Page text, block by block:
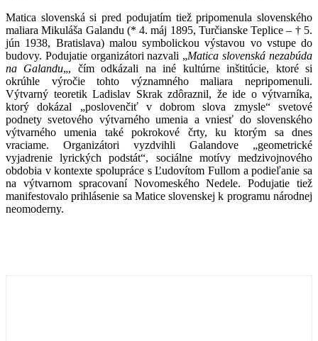
Matica slovenská si pred podujatím tiež pripomenula slovenského
maliara Mikuláša Galandu (* 4. máj 1895, Turčianske Teplice – † 5.
jún 1938, Bratislava) malou symbolickou výstavou vo vstupe do
budovy. Podujatie organizátori nazvali „Matica slovenská nezabúda
na Galandu„, čím odkázali na iné kultúrne inštitúcie, ktoré si
okrúhle výročie tohto významného maliara nepripomenuli.
Výtvarný teoretik Ladislav Skrak zdôraznil, že ide o výtvarníka,
ktorý dokázal „poslovenčiť v dobrom slova zmysle“ svetové
podnety svetového výtvarného umenia a vniesť do slovenského
výtvarného umenia také pokrokové črty, ku ktorým sa dnes
vraciame. Organizátori vyzdvihli Galandove „geometrické
vyjadrenie lyrických podstát“, sociálne motívy medzivojnového
obdobia v kontexte spolupráce s Ľudovítom Fullom a podieľanie sa
na výtvarnom spracovaní Novomeského Nedele. Podujatie tiež
manifestovalo prihlásenie sa Matice slovenskej k programu národnej
neomoderny.